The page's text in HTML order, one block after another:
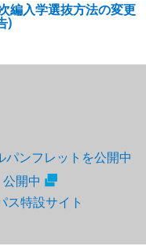
編入学選抜方法の変更
)
パンフレットを公開中
開中
ス特設サイト